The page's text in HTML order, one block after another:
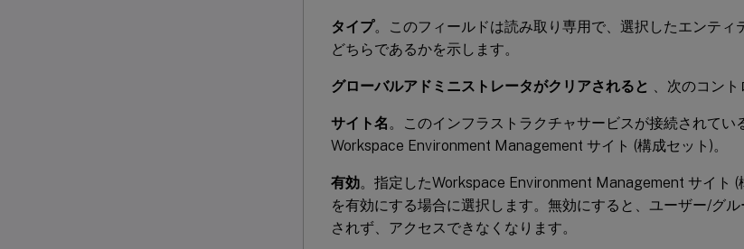
タイプ。このフィールドは読み取り専用で、選択したエンティ
どちらであるかを示します。
グローバルアドミニストレータがクリアされると 、次のコン
サイト名 。このインフラストラクチャサービスが接続されて
Workspace Environment Management サイト (構成セット)。
有効。指定したWorkspace Environment Management サイト
を有効にする場合に選択します。無効にすると、ユーザー/グ
されず、アクセスできなくなります。